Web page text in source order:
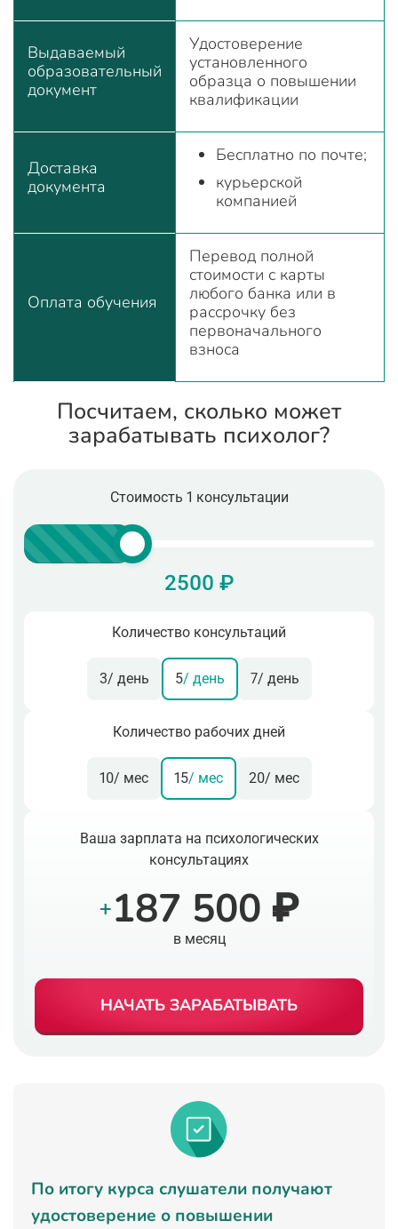
Выдаваемый
образовательный
документ
Удостоверение
установленного
образца о повышении
квалификации
Доставка
документа
Бесплатно по почте;
курьерской
компанией
Оплата обучения
Перевод полной
стоимости с карты
любого банка или в
рассрочку без
первоначального
взноса
Посчитаем, сколько может
зарабатывать психолог?
Стоимость 1 консультации
2500 ₽
Количество консультаций
3/ день 5/ день 7/ день
Количество рабочих дней
10/ мес 15/ мес 20/ мес
Ваша зарплата на психологических
консультациях
+187 500 ₽
в месяц
НАЧАТЬ ЗАРАБАТЫВАТЬ
По итогу курса слушатели получают
удостоверение о повышении